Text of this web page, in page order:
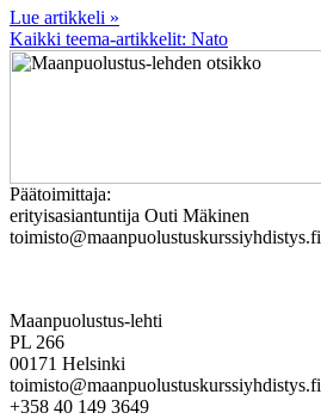
Lue artikkeli »
Kaikki teema-artikkelit: Nato
Päätoimittaja:
erityisasiantuntija Outi Mäkinen
toimisto@maanpuolustuskurssiyhdistys.fi
Maanpuolustus-lehti
PL 266
00171 Helsinki
toimisto@maanpuolustuskurssiyhdistys.fi
+358 40 149 3649